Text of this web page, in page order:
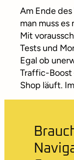
Am Ende
man muss
Mit
Tests und
Egal ob
Traffic-Boost
Shop läuft.